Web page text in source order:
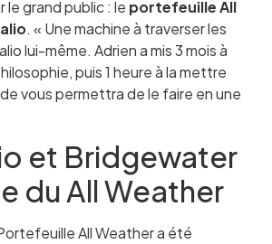
adaptations pour l’investisseur
vs Portefeuille Permanent vs
et gestion quotidienne
le grand public : le portefeuille All
. « Une machine à traverser les
lui-même. Adrien a mis 3 mois à
puis 1 heure à la mettre
vous permettra de le faire en une
et Bridgewater
du All Weather
All Weather a été